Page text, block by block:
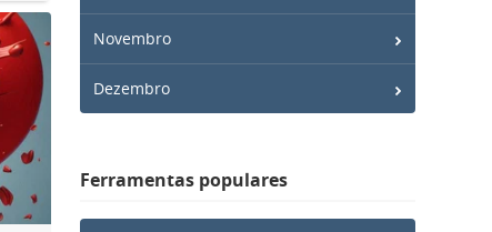
Novembro
Dezembro
Ferramentas populares